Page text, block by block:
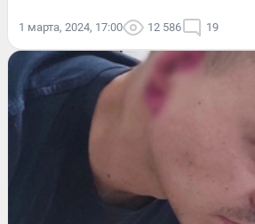
1 марта, 2024, 17:00 12 586 19